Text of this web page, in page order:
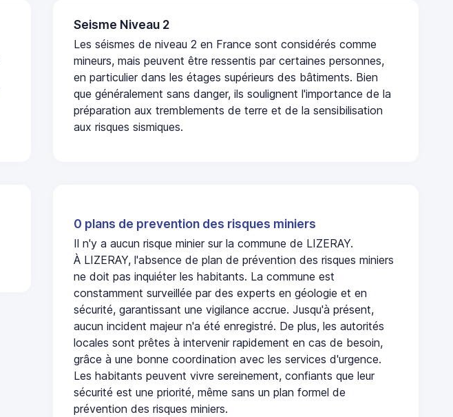
Seisme Niveau 2
Les séismes de niveau 2 en France sont considérés comme
mineurs, mais peuvent être ressentis par certaines personnes,
en particulier dans les étages supérieurs des bâtiments. Bien
que généralement sans danger, ils soulignent l'importance de la
préparation aux tremblements de terre et de la sensibilisation
aux risques sismiques.
0 plans de prevention des risques miniers
Il n'y a aucun risque minier sur la commune de LIZERAY.
À LIZERAY, l'absence de plan de prévention des risques miniers
ne doit pas inquiéter les habitants. La commune est
constamment surveillée par des experts en géologie et en
sécurité, garantissant une vigilance accrue. Jusqu'à présent,
aucun incident majeur n'a été enregistré. De plus, les autorités
locales sont prêtes à intervenir rapidement en cas de besoin,
grâce à une bonne coordination avec les services d'urgence.
Les habitants peuvent vivre sereinement, confiants que leur
sécurité est une priorité, même sans un plan formel de
prévention des risques miniers.